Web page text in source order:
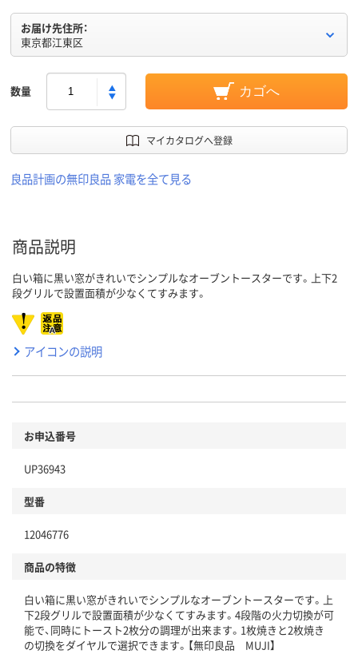
お届け先住所：
東京都江東区
数量 カゴへ
マイカタログへ登録
良品計画の無印良品 家電を全て見る
商品説明
白い箱に黒い窓がきれいでシンプルなオーブントースターです。上下2
段グリルで設置面積が少なくてすみます。
アイコンの説明
お申込番号
UP36943
型番
12046776
商品の特徴
白い箱に黒い窓がきれいでシンプルなオーブントースターです。上
下2段グリルで設置面積が少なくてすみます。4段階の火力切換が可
能で、同時にトースト2枚分の調理が出来ます。1枚焼きと2枚焼き
の切換をダイヤルで選択できます。【無印良品 MUJI】